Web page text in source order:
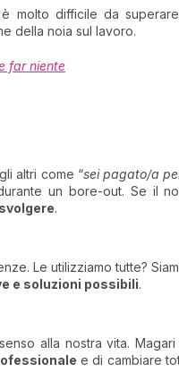
molto difficile da
della noia sul lavoro.
far niente
altri come “sei pagato/a
un bore-out. Se il
.
Le utilizziamo tutte?
e soluzioni possibili.
alla nostra vita.
e di cambiare